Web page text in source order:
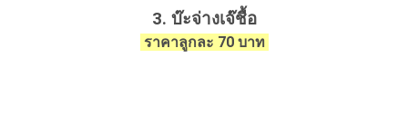
3. บ๊ะจ่างเจ๊ชื้อ
ราคาลูกละ 70 บาท